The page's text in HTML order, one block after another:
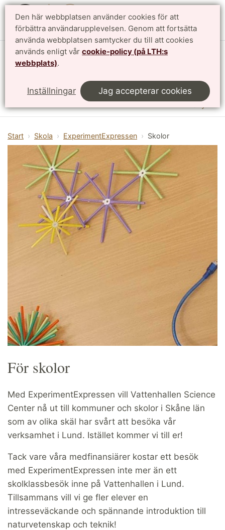
Den här webbplatsen använder cookies för att
förbättra användarupplevelsen. Genom att fortsätta
använda webbplatsen samtycker du till att cookies
används enligt vår cookie-policy (på LTH:s
webbplats).
Inställningar Jag accepterar cookies
Vattenhallen Science Center
Meny
Start Skola ExperimentExpressen Skolor
För skolor
Med ExperimentExpressen vill Vattenhallen Science
Center nå ut till kommuner och skolor i Skåne län
som av olika skäl har svårt att besöka vår
verksamhet i Lund. Istället kommer vi till er!
Tack vare våra medfinansiärer kostar ett besök
med ExperimentExpressen inte mer än ett
skolklassbesök inne på Vattenhallen i Lund.
Tillsammans vill vi ge fler elever en
intresseväckande och spännande introduktion till
naturvetenskap och teknik!